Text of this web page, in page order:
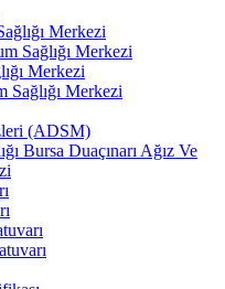
Merkezi
Sağlığı Merkezi
Merkezi
Sağlığı Merkezi
(ADSM)
Bursa Duaçınarı Ağız Ve